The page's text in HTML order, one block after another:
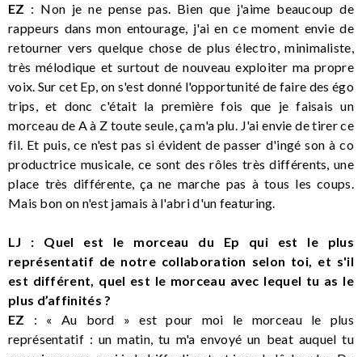
EZ : Non je ne pense pas. Bien que j'aime beaucoup de
rappeurs dans mon entourage, j'ai en ce moment envie de
retourner vers quelque chose de plus électro, minimaliste,
très mélodique et surtout de nouveau exploiter ma propre
voix. Sur cet Ep, on s'est donné l'opportunité de faire des égo
trips, et donc c'était la première fois que je faisais un
morceau de A à Z toute seule, ça m'a plu. J'ai envie de tirer ce
fil. Et puis, ce n'est pas si évident de passer d'ingé son à co
productrice musicale, ce sont des rôles très différents, une
place très différente, ça ne marche pas à tous les coups.
Mais bon on n'est jamais à l'abri d'un featuring.
LJ : Quel est le morceau du Ep qui est le plus
représentatif de notre collaboration selon toi, et s'il
est différent, quel est le morceau avec lequel tu as le
plus d’affinités ?
EZ : « Au bord » est pour moi le morceau le plus
représentatif : un matin, tu m'a envoyé un beat auquel tu